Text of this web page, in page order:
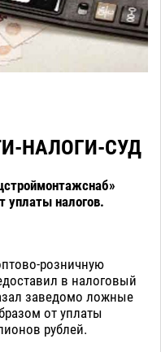
НАЛОГИ-СУД
уплаты налогов.
розничную
в налоговый
заведомо ложные
от уплаты
рублей.